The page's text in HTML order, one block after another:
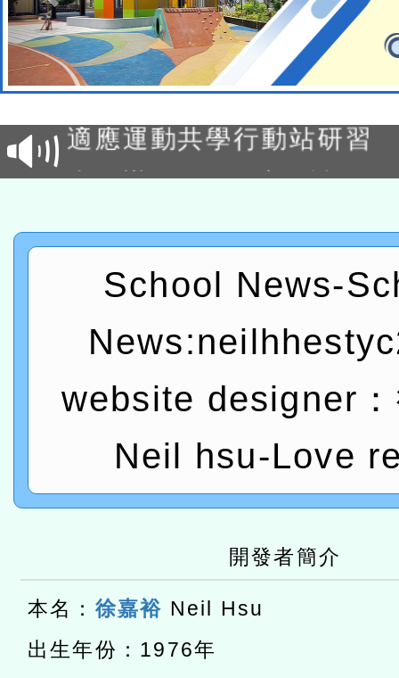
本校115學年度第2次代理
結果公告(無人報名，續辦
適應運動共學行動站研習
本館辦理115年度閱讀磐
「數位內容與教學軟體線
t」
有關大陸委員會函釋公務
赴陸應申請許可一案
轉知經濟部水利署委託財
研究院辦理「115年表揚
115年8月22日(星期六)辦
結果公告(無人報名，續辦
適應運動共學行動站研習
本館辦理115年度閱讀磐
讀推動專業研習
科技賦能─人工智慧(AI)工
School News-
website designer
Neil hsu-Love
開發者簡介
本名： 徐嘉裕 Neil Hsu
出生年份：1976年